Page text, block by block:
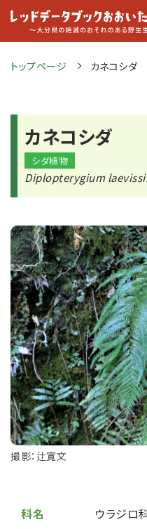
トップページ カネコシダ
カネコシダ
シダ植物
Diplopterygium
撮影：辻寛文
科名 ウラジロ